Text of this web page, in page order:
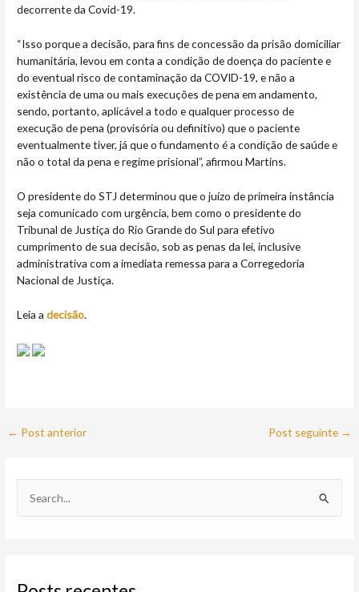
decorrente da Covid-19.
“Isso porque a decisão, para fins de concessão da prisão domiciliar
humanitária, levou em conta a condição de doença do paciente e
do eventual risco de contaminação da COVID-19, e não a
existência de uma ou mais execuções de pena em andamento,
sendo, portanto, aplicável a todo e qualquer processo de
execução de pena (provisória ou definitivo) que o paciente
eventualmente tiver, já que o fundamento é a condição de saúde e
não o total da pena e regime prisional”, afirmou Martins.
O presidente do STJ determinou que o juízo de primeira instância
seja comunicado com urgência, bem como o presidente do
Tribunal de Justiça do Rio Grande do Sul para efetivo
cumprimento de sua decisão, sob as penas da lei, inclusive
administrativa com a imediata remessa para a Corregedoria
Nacional de Justiça.
Leia adecisão.
← Post anterior Post seguinte →
u